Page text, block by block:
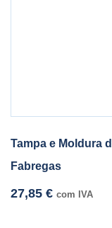
Tampa e Moldura
Fabregas
27,85 € com IVA